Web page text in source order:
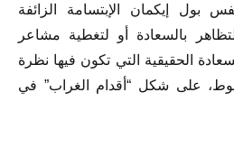
بول إيكمان الإبتسامة الزائفة
بالسعادة أو لتغطية مشاعر
الحقيقية التي تكون فيها نظرة
على شكل “أقدام الغراب” في